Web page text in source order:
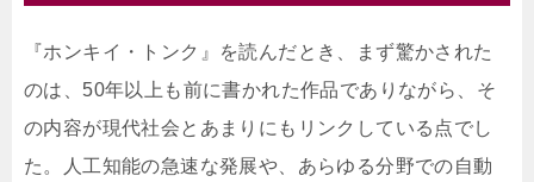
『ホンキイ・トンク』を読んだとき、まず驚かされた
のは、50年以上も前に書かれた作品でありながら、そ
の内容が現代社会とあまりにもリンクしている点でし
た。人工知能の急速な発展や、あらゆる分野での自動